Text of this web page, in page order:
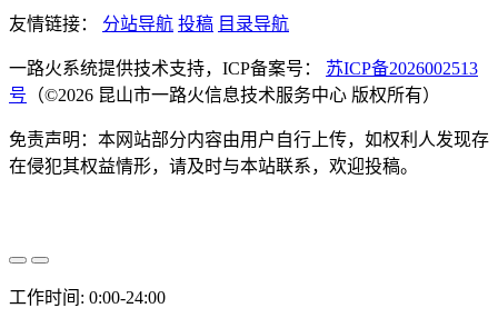
友情链接： 分站导航 投稿 目录导航
一路火系统提供技术支持，ICP备案号： 苏ICP备2026002513
号 （©2026 昆山市一路火信息技术服务中心 版权所有）
免责声明：本网站部分内容由用户自行上传，如权利人发现存
在侵犯其权益情形，请及时与本站联系，欢迎投稿。
工作时间: 0:00-24:00